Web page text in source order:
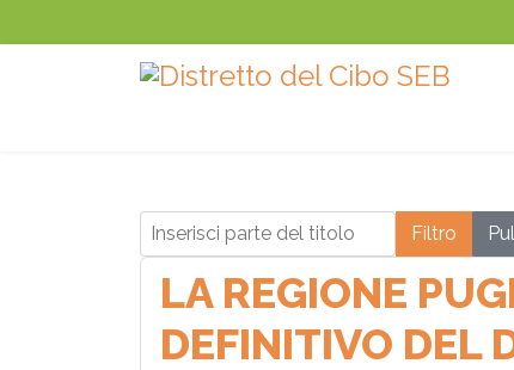
Inserisci parte del titolo Filtro
LA REGIONE
DEFINITIVO DEL